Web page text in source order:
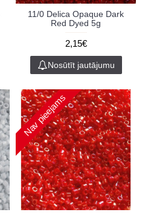
11/0 Delica Opaque Dark
Red Dyed 5g
2,15€
Nosūtīt jautājumu
Nav pieejams